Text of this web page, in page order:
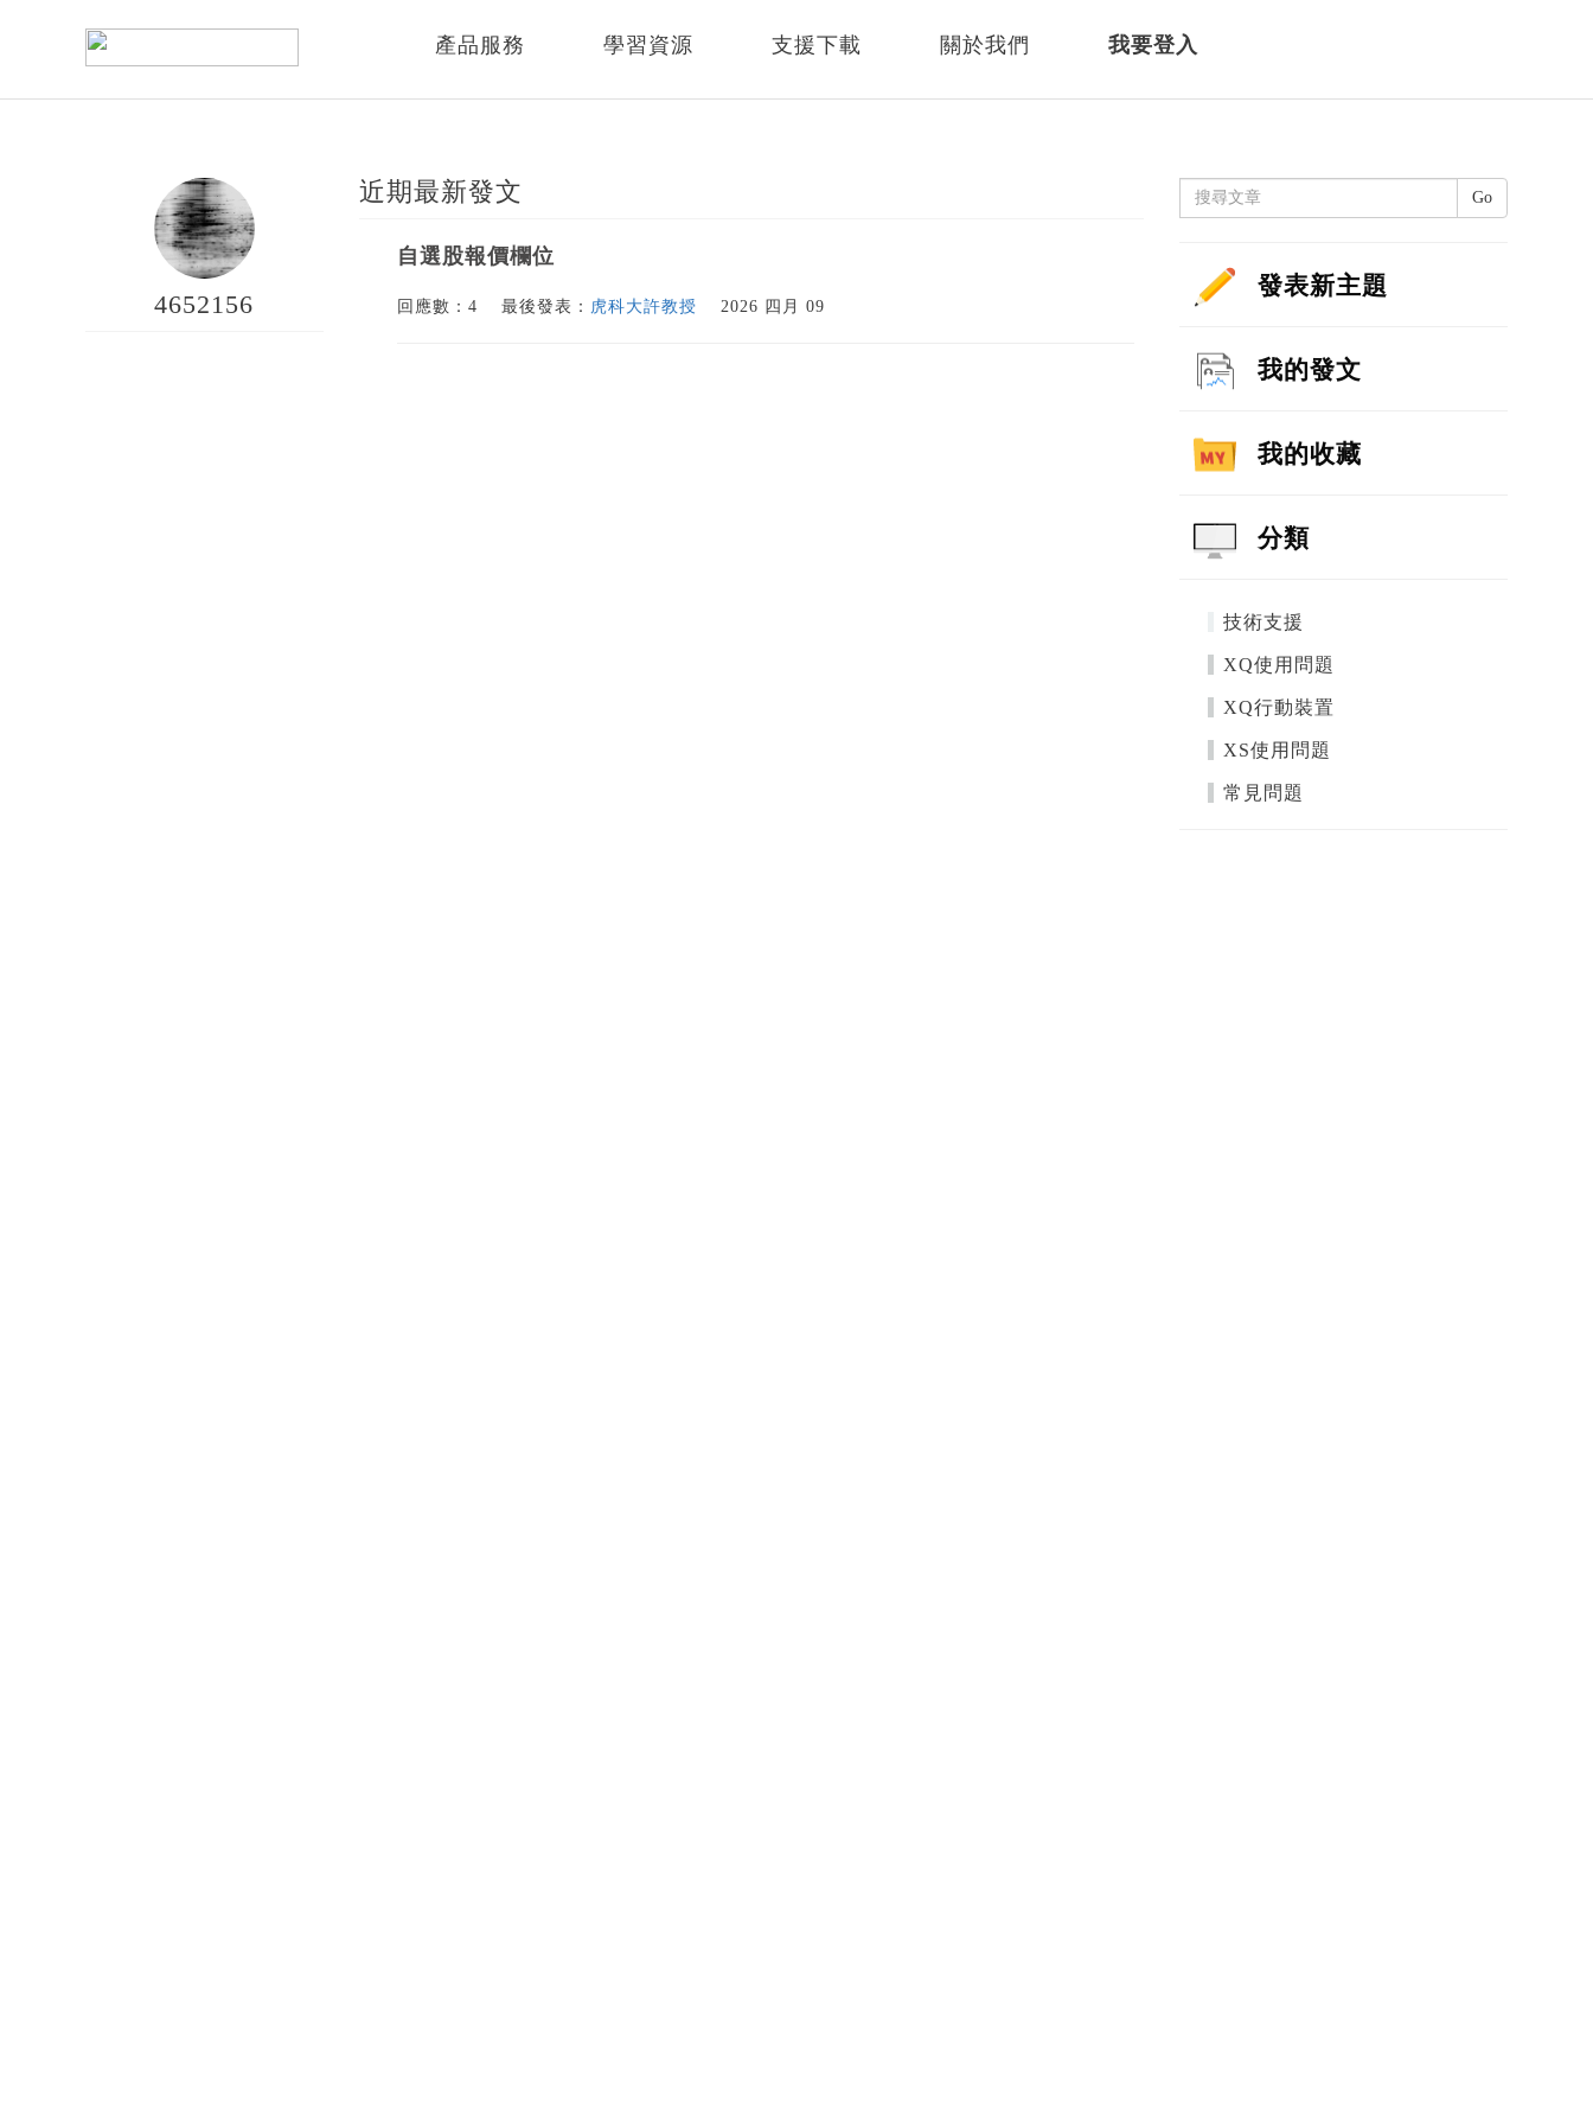
產品服務 學習資源 支援下載 關於我們 我要登入
4652156
近期最新發文
自選股報價欄位
回應數：4 最後發表： 虎科大許教授 2026 四月 09
Go
發表新主題
我的發文
我的收藏
分類
技術支援
XQ使用問題
XQ行動裝置
XS使用問題
常見問題